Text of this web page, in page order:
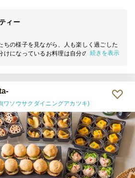
ィー
ちの様子を見ながら、人も楽しく過ごした
けになっているお料理は自分のペースで食
続きを表示
ワソウサクダイニングアカツキ)